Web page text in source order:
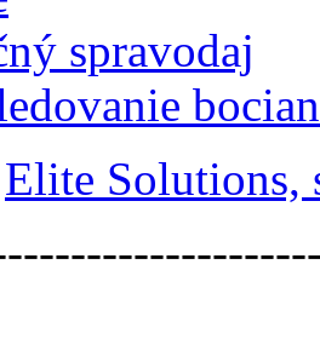
spravodaj
Elite Solutions,